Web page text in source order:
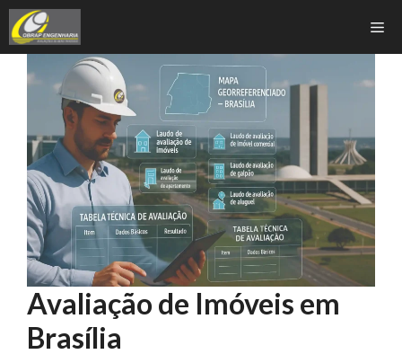
Pular
para
o
conteúdo
Avaliação de Imóveis em
Brasília